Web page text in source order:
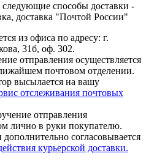
способы доставки -
доставка "Почтой России"
из офиса по адресу: г.
31б, оф. 302.
отправления осуществляется
почтовом отделении.
высылается на вашу
отслеживания почтовых
отправления
лично в руки покупателю.
согласовывается
курьерской доставки.